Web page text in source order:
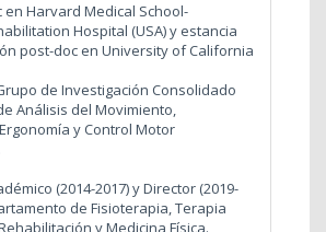
en Harvard Medical School-
Hospital (USA) y estancia
post-doc en University of California
de Investigación Consolidado
Análisis del Movimiento,
y Control Motor
(2014-2017) y Director (2019-
de Fisioterapia, Terapia
y Medicina Física.